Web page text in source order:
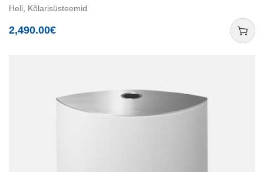
Heli, Kõlarisüsteemid
2,490.00€